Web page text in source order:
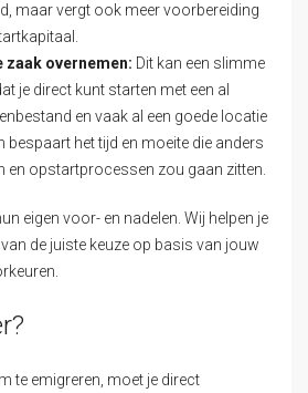
maar vergt ook meer voorbereiding
zaak overnemen: Dit kan een slimme
je direct kunt starten met een al
en vaak al een goede locatie
bespaart het tijd en moeite die anders
en opstartprocessen zou gaan zitten.
eigen voor- en nadelen. Wij helpen je
de juiste keuze op basis van jouw
te emigreren, moet je direct